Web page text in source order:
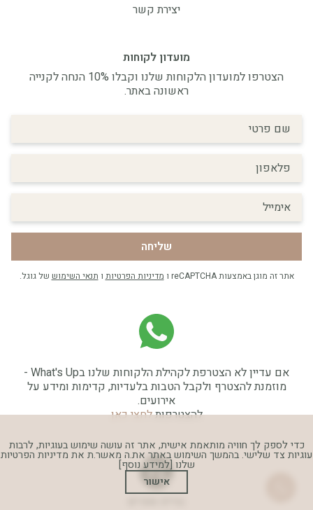
יצירת קשר
מועדון לקוחות
הצטרפו למועדון הלקוחות שלנו וקבלו 10% הנחה לקנייה
ראשונה באתר.
שליחה
אתר זה מוגן באמצעות reCAPTCHA ו מדיניות הפרטיות ו תנאי השימוש של גוגל.
אם עדיין לא הצטרפת לקהילת הלקוחות שלנו בWhat's Up -
מוזמנת להצטרף ולקבל הטבות בלעדיות, קדימות ומידע על
אירועים.
להצטרפותלחצי כאן
כדי לספק לך חוויה מותאמת אישית, אתר זה עושה שימוש בעוגיות, לרבות
עוגיות צד שלישי. בהמשך השימוש באתר את.ה מאשר.ת את מדיניות הפרטיות
שלנו [למידע נוסף]
אישור